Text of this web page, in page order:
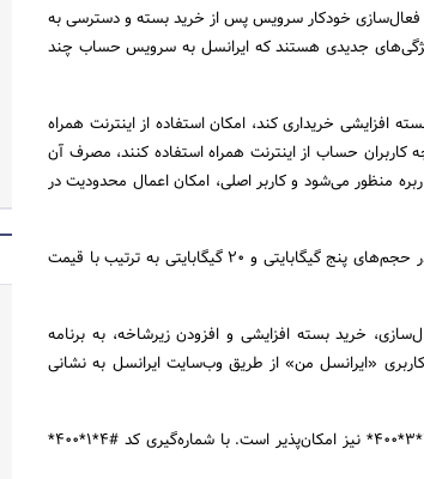
فعال‌سازی خودکار سرویس پس از خرید بسته و دسترسی به
جدیدی هستند که ایرانسل به سرویس حساب چند
افزایشی خریداری کند، امکان استفاده از اینترنت همراه
حساب از اینترنت همراه استفاده کنند، مصرف آن
می‌شود و کاربر اصلی، امکان اعمال محدودیت در
بسته‌های ویژه سرویس حساب چند کاربره به صورت ماهانه، در حجم‌های پنج گیگابایتی و 20 گیگابایتی به ترتیب با قیمت
خرید بسته افزایشی و افزودن زیرشاخه، به برنامه
«ایرانسل من» از طریق وب‌سایت ایرانسل به نشانی
همچنین فعال‌سازی این سرویس با شماره‌گیری کد دستوری #1*3*400* نیز امکان‌پذیر است. با شماره‌گیری کد #4*1*400*